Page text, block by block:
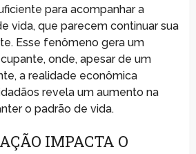
para acompanhar a
vida, que parecem continuar sua
Esse fenômeno gera um
onde, apesar de um
a realidade econômica
revela um aumento na
o padrão de vida.
IMPACTA O